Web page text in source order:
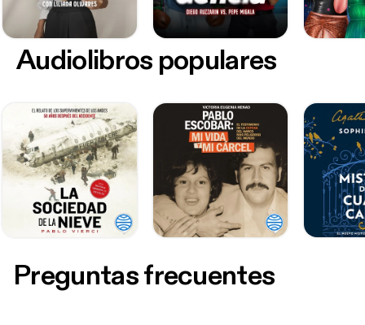
Audiolibros populares
Preguntas frecuentes